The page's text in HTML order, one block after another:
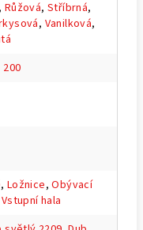
, Růžová,Stříbrná,
, Vanilková,
200
, Ložnice,Obývací
Vstupní hala